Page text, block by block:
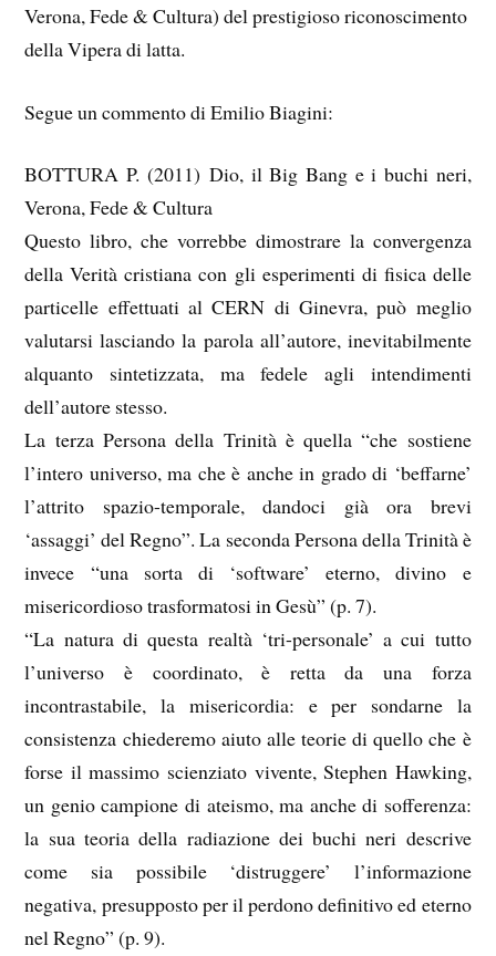
Verona, Fede & Cultura) del prestigioso riconoscimento
della Vipera di latta.
Segue un commento di Emilio Biagini:
BOTTURA P. (2011) Dio, il Big Bang e i buchi neri,
Verona, Fede & Cultura
Questo libro, che vorrebbe dimostrare la convergenza
della Verità cristiana con gli esperimenti di fisica delle
particelle effettuati al CERN di Ginevra, può meglio
valutarsi lasciando la parola all’autore, inevitabilmente
alquanto sintetizzata, ma fedele agli intendimenti
dell’autore stesso.
La terza Persona della Trinità è quella “che sostiene
l’intero universo, ma che è anche in grado di ‘beffarne’
l’attrito spazio-temporale, dandoci già ora brevi
‘assaggi’ del Regno”. La seconda Persona della Trinità è
invece “una sorta di ‘software’ eterno, divino e
misericordioso trasformatosi in Gesù” (p. 7).
“La natura di questa realtà ‘tri-personale’ a cui tutto
l’universo è coordinato, è retta da una forza
incontrastabile, la misericordia: e per sondarne la
consistenza chiederemo aiuto alle teorie di quello che è
forse il massimo scienziato vivente, Stephen Hawking,
un genio campione di ateismo, ma anche di sofferenza:
la sua teoria della radiazione dei buchi neri descrive
come sia possibile ‘distruggere’ l’informazione
negativa, presupposto per il perdono definitivo ed eterno
nel Regno” (p. 9).